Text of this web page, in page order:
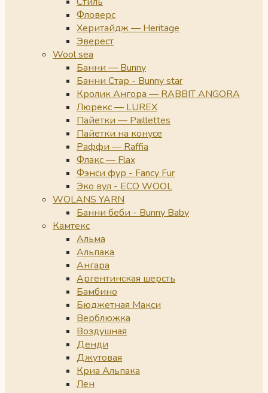
Фловерс
Херитайдж — Heritage
Эверест
Wool sea
Банни — Bunny
Банни Стар - Bunny star
Кролик Ангора — RABBIT ANGORA
Люрекс — LUREX
Пайетки — Paillettes
Пайетки на конусе
Раффи — Raffia
Флакс — Flax
Фэнси фур - Fancy Fur
Эко вул - ECO WOOL
WOLANS YARN
Банни беби - Bunny Baby
Камтекс
Альма
Альпака
Ангара
Аргентинская шерсть
Бамбино
Бюджетная Макси
Верблюжка
Воздушная
Денди
Джутовая
Криа Альпака
Лен